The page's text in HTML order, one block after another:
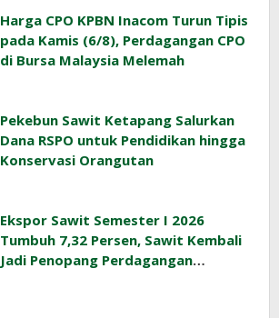
Harga CPO KPBN Inacom Turun Tipis
pada Kamis (6/8), Perdagangan CPO
di Bursa Malaysia Melemah
Pekebun Sawit Ketapang Salurkan
Dana RSPO untuk Pendidikan hingga
Konservasi Orangutan
Ekspor Sawit Semester I 2026
Tumbuh 7,32 Persen, Sawit Kembali
Jadi Penopang Perdagangan